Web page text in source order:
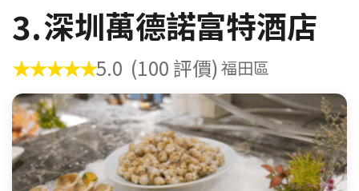
3.深圳萬德諾富特酒店
★★★★★5.0 (100 評價)福田區